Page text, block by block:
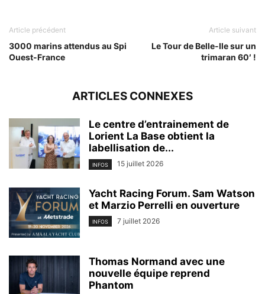
Article précédent
3000 marins attendus au Spi
Ouest-France
Article suivant
Le Tour de Belle-Ile sur un
trimaran 60′ !
ARTICLES CONNEXES
Le centre d’entrainement de
Lorient La Base obtient la
labellisation de...
INFOS 15 juillet 2026
Yacht Racing Forum. Sam Watson
et Marzio Perrelli en ouverture
INFOS 7 juillet 2026
Thomas Normand avec une
nouvelle équipe reprend
Phantom